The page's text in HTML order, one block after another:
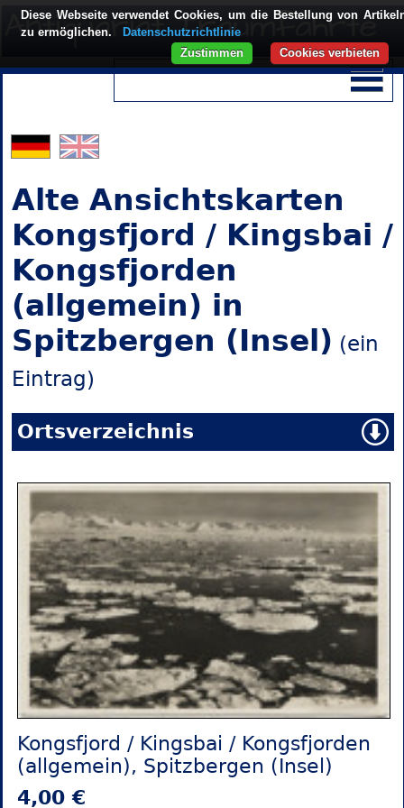
Alte Ansichtskarten
Kongsfjord / Kingsbai /
Kongsfjorden
(allgemein) in
Spitzbergen (Insel) (ein
Eintrag)
Ortsverzeichnis
Kongsfjord / Kingsbai / Kongsfjorden
(allgemein), Spitzbergen (Insel)
4,00 €
Diese Webseite verwendet Cookies, um die Bestellung von
zu ermöglichen.
Datenschutzrichtlinie
Cookies verbieten
Zustimmen